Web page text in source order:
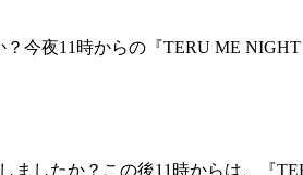
今夜11時からの『TERU ME
したか？この後11時からは、『